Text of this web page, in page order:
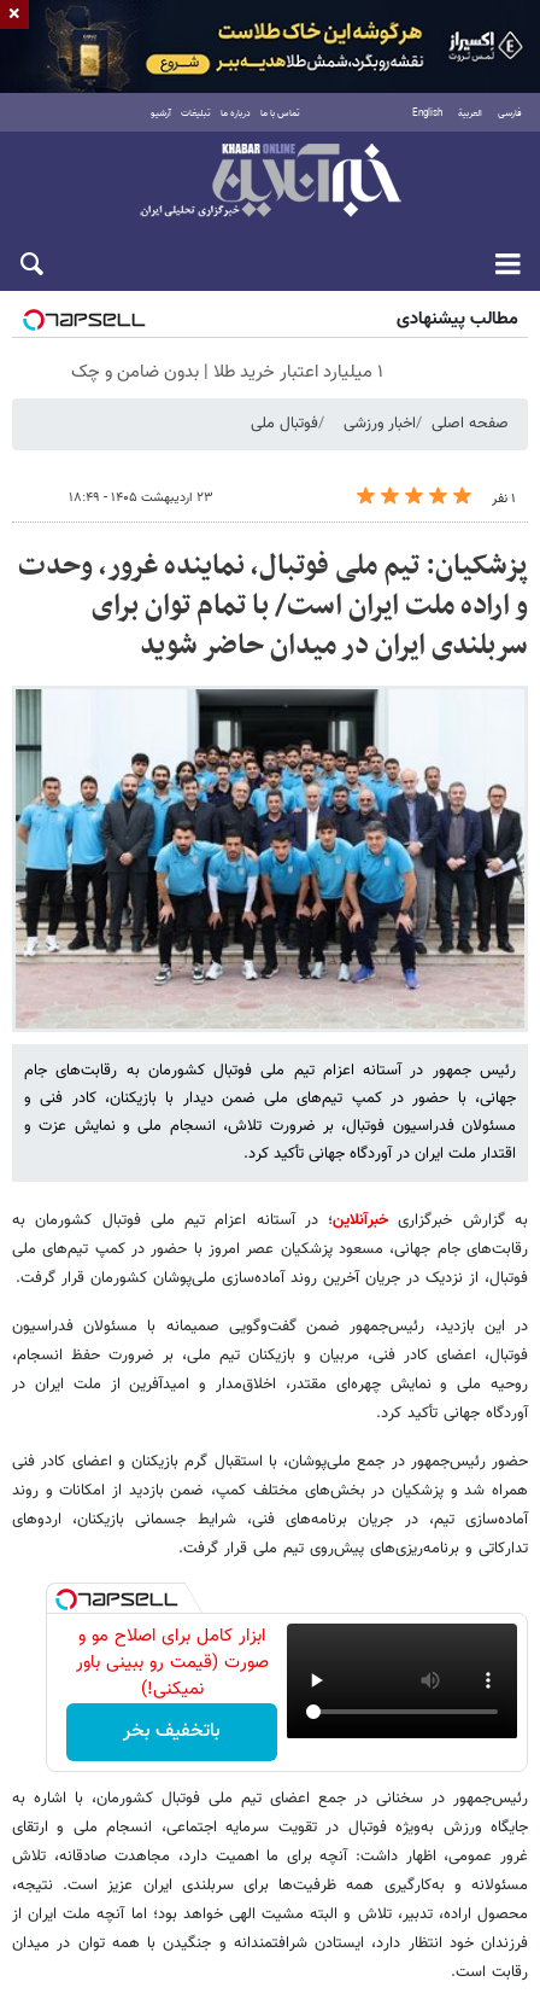
فارسی العربية English تماس با ما درباره ما تبلیغات آرشیو
جمعه ۱۶ مرداد ۱۴۰۵
مطالب پیشنهادی
۱ میلیارد اعتبار خرید طلا | بدون ضامن و چک
صفحه اصلی اخبار ورزشی فوتبال ملی
۱ نفر ۲۳ اردیبهشت ۱۴۰۵ - ۱۸:۴۹
پزشکیان: تیم ملی فوتبال، نماینده غرور، وحدت
و اراده ملت ایران است/ با تمام توان برای
سربلندی ایران در میدان حاضر شوید
رئیس جمهور در آستانه اعزام تیم ملی فوتبال کشورمان به رقابت‌های جام
جهانی، با حضور در کمپ تیم‌های ملی ضمن دیدار با بازیکنان، کادر فنی و
مسئولان فدراسیون فوتبال، بر ضرورت تلاش، انسجام ملی و نمایش عزت و
اقتدار ملت ایران در آوردگاه جهانی تأکید کرد.
به گزارش خبرگزاریخبرآنلاین؛ در آستانه اعزام تیم ملی فوتبال کشورمان به
رقابت‌های جام جهانی، مسعود پزشکیان عصر امروز با حضور در کمپ تیم‌های ملی
فوتبال، از نزدیک در جریان آخرین روند آماده‌سازی ملی‌پوشان کشورمان قرار گرفت.
در این بازدید، رئیس‌جمهور ضمن گفت‌وگویی صمیمانه با مسئولان فدراسیون
فوتبال، اعضای کادر فنی، مربیان و بازیکنان تیم ملی، بر ضرورت حفظ انسجام،
روحیه ملی و نمایش چهره‌ای مقتدر، اخلاق‌مدار و امیدآفرین از ملت ایران در
آوردگاه جهانی تأکید کرد.
حضور رئیس‌جمهور در جمع ملی‌پوشان، با استقبال گرم بازیکنان و اعضای کادر فنی
همراه شد و پزشکیان در بخش‌های مختلف کمپ، ضمن بازدید از امکانات و روند
آماده‌سازی تیم، در جریان برنامه‌های فنی، شرایط جسمانی بازیکنان، اردوهای
تدارکاتی و برنامه‌ریزی‌های پیش‌روی تیم ملی قرار گرفت.
ابزار کامل برای اصلاح مو و
صورت (قیمت رو ببینی باور
نمیکنی!)
باتخفیف بخر
رئیس‌جمهور در سخنانی در جمع اعضای تیم ملی فوتبال کشورمان، با اشاره به
جایگاه ورزش به‌ویژه فوتبال در تقویت سرمایه اجتماعی، انسجام ملی و ارتقای
غرور عمومی، اظهار داشت: آنچه برای ما اهمیت دارد، مجاهدت صادقانه، تلاش
مسئولانه و به‌کارگیری همه ظرفیت‌ها برای سربلندی ایران عزیز است. نتیجه،
محصول اراده، تدبیر، تلاش و البته مشیت الهی خواهد بود؛ اما آنچه ملت ایران از
فرزندان خود انتظار دارد، ایستادن شرافتمندانه و جنگیدن با همه توان در میدان
رقابت است.
×